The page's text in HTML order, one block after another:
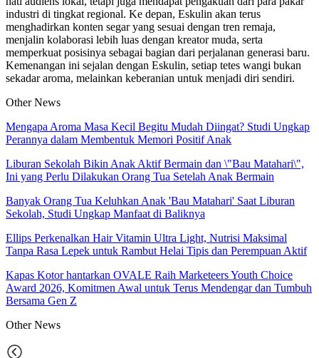
industri di tingkat regional. Ke depan, Eskulin akan terus
menghadirkan konten segar yang sesuai dengan tren remaja,
menjalin kolaborasi lebih luas dengan kreator muda, serta
memperkuat posisinya sebagai bagian dari perjalanan generasi baru.
Kemenangan ini sejalan dengan Eskulin, setiap tetes wangi bukan
sekadar aroma, melainkan keberanian untuk menjadi diri sendiri.
Other News
Mengapa Aroma Masa Kecil Begitu Mudah Diingat? Studi Ungkap
Perannya dalam Membentuk Memori Positif Anak
Liburan Sekolah Bikin Anak Aktif Bermain dan \"Bau Matahari\",
Ini yang Perlu Dilakukan Orang Tua Setelah Anak Bermain
Banyak Orang Tua Keluhkan Anak 'Bau Matahari' Saat Liburan
Sekolah, Studi Ungkap Manfaat di Baliknya
Ellips Perkenalkan Hair Vitamin Ultra Light, Nutrisi Maksimal
Tanpa Rasa Lepek untuk Rambut Helai Tipis dan Perempuan Aktif
Kapas Kotor hantarkan OVALE Raih Marketeers Youth Choice
Award 2026, Komitmen Awal untuk Terus Mendengar dan Tumbuh
Bersama Gen Z
OtherNews